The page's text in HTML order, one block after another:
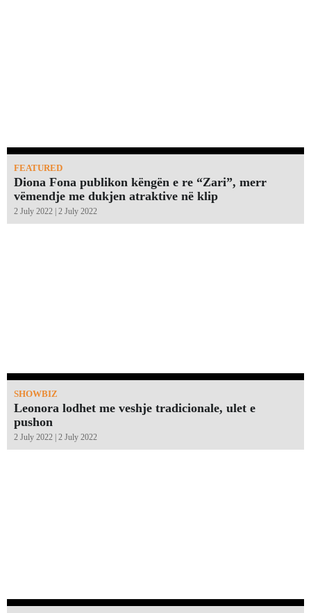
FEATURED
Diona Fona publikon këngën e re “Zari”, merr
vëmendje me dukjen atraktive në klip
2 July 2022 | 2 July 2022
SHOWBIZ
Leonora lodhet me veshje tradicionale, ulet e
pushon
2 July 2022 | 2 July 2022